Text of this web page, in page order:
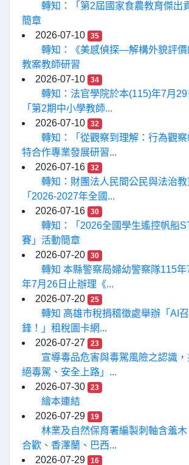
轉知：「第2屆國家食農教育傑出
簡章
2026-07-10
35
轉知：《美感偵探—解構外貌評價
教案教師研習
2026-07-10
34
轉知：法官學院於本(115)年7月
「第2期中小學教師...
2026-07-10
32
轉知：「從觀察到理解：行為觀
特合作專業發展研習...
2026-07-16
32
轉知：財團法人民間公民與法治
「2026-2027年全國...
2026-07-16
30
轉知：「2026全國學生遙控帆船
賽」活動簡章
2026-07-20
30
轉知 本縣警察局婦幼警察隊115
年7月26日止辦理《...
2026-07-20
25
轉知 高雄市稅捐稽徵處舉辦「AI
鋒！」租稅圖卡網...
2026-07-27
23
宣導毒品危害與毒駕風險之認識
絕毒駕、安全上路」...
2026-07-30
23
繪本連結
2026-07-29
19
林業及自然保育署編製刺軸含羞
合歡、香澤蘭、巴西...
2026-07-29
16